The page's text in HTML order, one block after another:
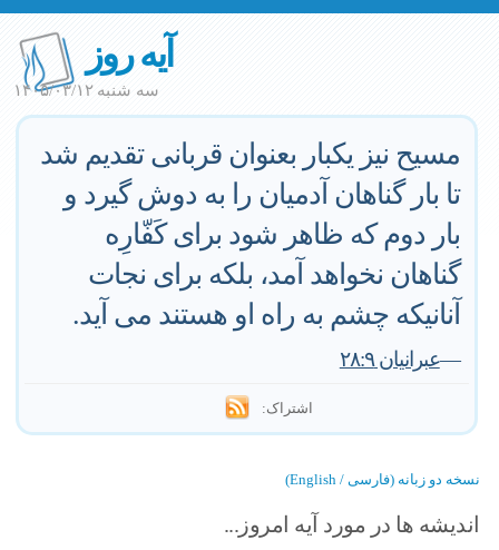
آیه روز
سه شنبه ۱۴۰۵/۰۳/۱۲
مسیح نیز یکبار بعنوان قربانی تقدیم شد
تا بار گناهان آدمیان را به دوش گیرد و
بار دوم که ظاهر شود برای کَفّارِه
گناهان نخواهد آمد، بلکه برای نجات
آنانیکه چشم به راه او هستند می آید.
—عبرانيان ٢٨:٩
اشتراک:
نسخه دو زبانه (فارسی / English)
اندیشه ها در مورد آیه امروز...